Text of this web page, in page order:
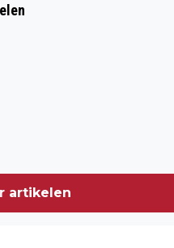
artikelen